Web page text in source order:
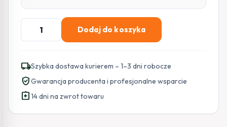
ilość
PATCHCORD
GETFORT
CAT.5E
UTP
2m
Dodaj do koszyka
local_shippingSzybka dostawa kurierem – 1–3 dni robocze
verified_userGwarancja producenta i profesjonalne wsparcie
assignment_return14 dni na zwrot towaru